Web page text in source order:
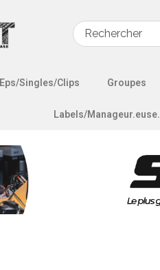
Singles/Clips Groupes
Labels/